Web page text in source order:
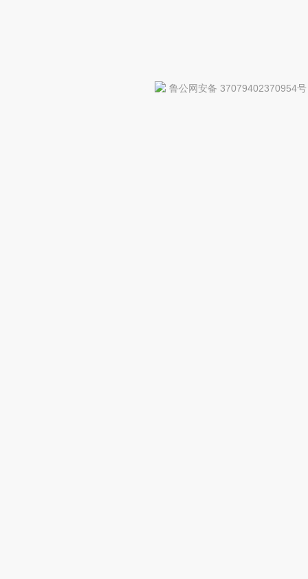
鲁公网安备 37079402370954号